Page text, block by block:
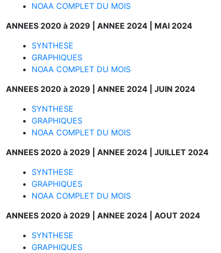
NOAA COMPLET DU MOIS
ANNEES 2020 à 2029 | ANNEE 2024 | MAI 2024
SYNTHESE
GRAPHIQUES
NOAA COMPLET DU MOIS
ANNEES 2020 à 2029 | ANNEE 2024 | JUIN 2024
SYNTHESE
GRAPHIQUES
NOAA COMPLET DU MOIS
ANNEES 2020 à 2029 | ANNEE 2024 | JUILLET 2024
SYNTHESE
GRAPHIQUES
NOAA COMPLET DU MOIS
ANNEES 2020 à 2029 | ANNEE 2024 | AOUT 2024
SYNTHESE
GRAPHIQUES